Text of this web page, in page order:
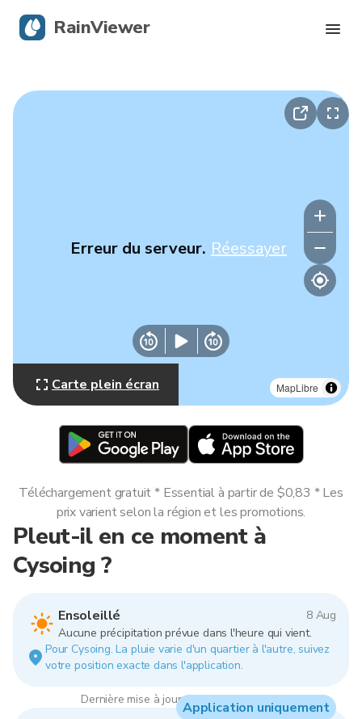
MapLibre
Erreur du serveur. Réessayer
Carte plein écran
Pleut-il en ce moment à
Cysoing ?
Ensoleillé
8 Aug
Aucune précipitation prévue dans l'heure qui vient.
Pour Cysoing. La pluie varie d'un quartier à l'autre, suivez
votre position exacte dans l'application.
Dernière mise à jour : 10:00, 8 Aug 2026
Téléchargement gratuit * Essential à partir de $0,83 * Les
prix varient selon la région et les promotions.
Application uniquement
RainViewer